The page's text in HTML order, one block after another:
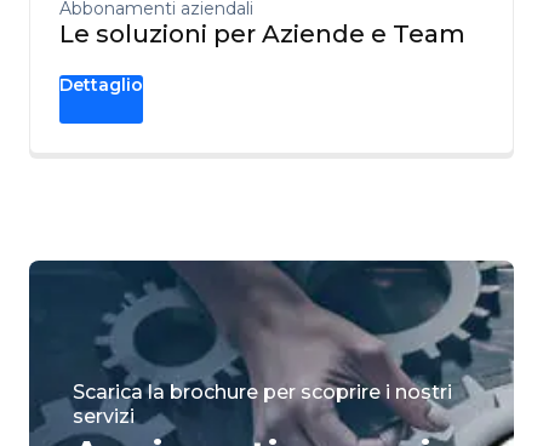
Abbonamenti aziendali
Le soluzioni per Aziende e Team
Dettaglio
Scarica la brochure per scoprire i nostri
servizi